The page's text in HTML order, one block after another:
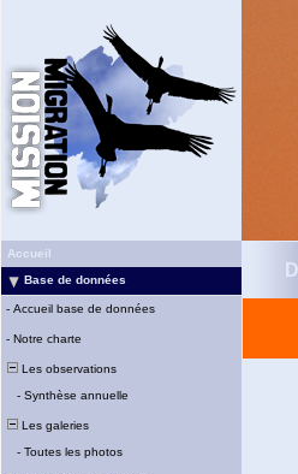
Accueil
Base de données
- Accueil base de données
- Notre charte
Les observations
- Synthèse annuelle
Les galeries
- Toutes les photos